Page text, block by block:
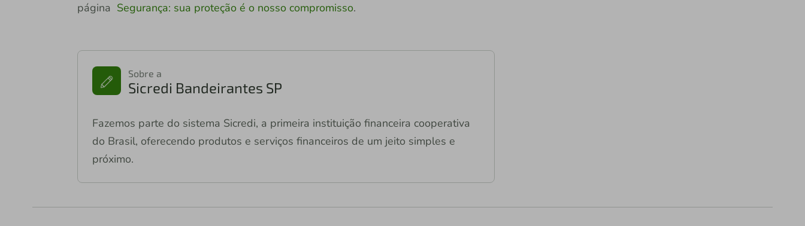
página Segurança: sua proteção é o nosso compromisso.
Sobre a
Sicredi Bandeirantes SP
Fazemos parte do sistema Sicredi, a primeira instituição financeira cooperativa
do Brasil, oferecendo produtos e serviços financeiros de um jeito simples e
próximo.